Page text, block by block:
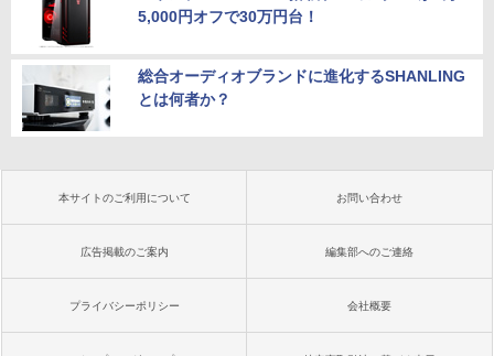
5,000円オフで30万円台！
総合オーディオブランドに進化するSHANLING
とは何者か？
本サイトのご利用について お問い合わせ
広告掲載のご案内 編集部へのご連絡
プライバシーポリシー 会社概要